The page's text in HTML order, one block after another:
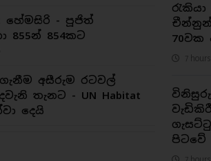
හේමසිරි - පූජිත්
855න් 854කට
අසීරුම රටවල්
තැනට - UN Habitat
දෙයි
70වක
7
පිටවේ
7